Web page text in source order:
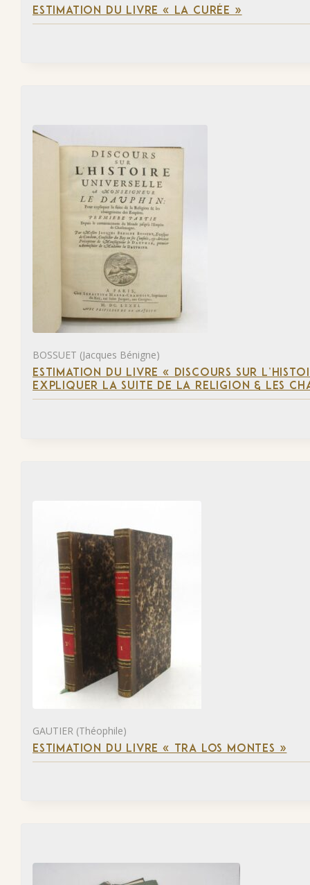
ESTIMATION DU LIVRE « LA CURÉE »
BOSSUET (Jacques Bénigne)
ESTIMATION DU LIVRE « DISCOURS SUR
EXPLIQUER LA SUITE DE LA RELIGION & LES
GAUTIER (Théophile)
ESTIMATION DU LIVRE « TRA LOS MONTES »